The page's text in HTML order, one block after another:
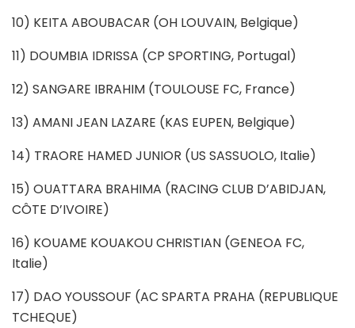
10) KEITA ABOUBACAR (OH LOUVAIN, Belgique)
11) DOUMBIA IDRISSA (CP SPORTING, Portugal)
12) SANGARE IBRAHIM (TOULOUSE FC, France)
13) AMANI JEAN LAZARE (KAS EUPEN, Belgique)
14) TRAORE HAMED JUNIOR (US SASSUOLO, Italie)
15) OUATTARA BRAHIMA (RACING CLUB D’ABIDJAN,
CÔTE D’IVOIRE)
16) KOUAME KOUAKOU CHRISTIAN (GENEOA FC,
Italie)
17) DAO YOUSSOUF (AC SPARTA PRAHA (REPUBLIQUE
TCHEQUE)